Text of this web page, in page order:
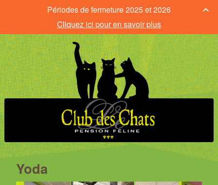
Yoda
Périodes de fermeture 2025 et 2026
Cliquez ici pour en savoir plus